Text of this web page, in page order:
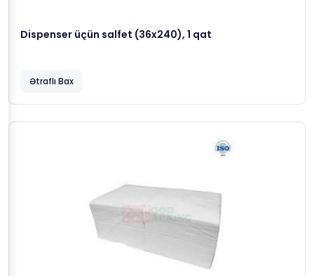
Dispenser üçün salfet (36x240), 1 qat
Ətraflı Bax